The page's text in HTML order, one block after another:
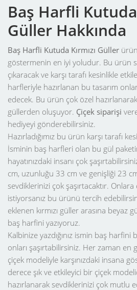
Baş Harfli Kutuda
Güller Hakkında
Baş Harfli Kutuda Kırmızı Güller
göstermenin en iyi yoludur. Bu ürün
çıkaracak ve karşı tarafı kesinlikle
harfleriyle hazırlanan bu tasarım
edecek. Bu ürün çok özel hazırlanarak
güllerden oluşuyor. Çiçek siparişi
hediyeyi gönderebilirsiniz.
Hazırladığımız bu ürün karşı tarafı
İsminin baş harfleri olan bu gül
hayatınızdaki insanı çok
cm, uzunluğu 33 cm ve genişliği 23
sevdiklerinizi çok şaşırtacaktır.
istiyorsanız bu ürünü tercih
eklenen kırmızı güller arasına beyaz
baş harfini yazıyoruz.
Kalbinize yazdığınız ismin baş
onları şaşırtabilirsiniz. Her zaman en
çiçek modeliyle karşınızdaki insana
derece şık ve etkileyici bir çiçek
hazırlanarak sevdiklerinizi çok mutlu